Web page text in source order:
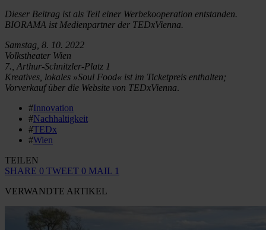
Dieser Beitrag ist als Teil einer Werbekooperation entstanden.
BIORAMA ist Medienpartner der TEDxVienna.
Samstag, 8. 10. 2022
Volkstheater Wien
7., Arthur-Schnitzler-Platz 1
Kreatives, lokales »Soul Food« ist im Ticketpreis enthalten;
Vorverkauf über die Website von TEDxVienna.
#Innovation
#Nachhaltigkeit
#TEDx
#Wien
TEILEN
SHARE 0 TWEET 0 MAIL 1
VERWANDTE ARTIKEL